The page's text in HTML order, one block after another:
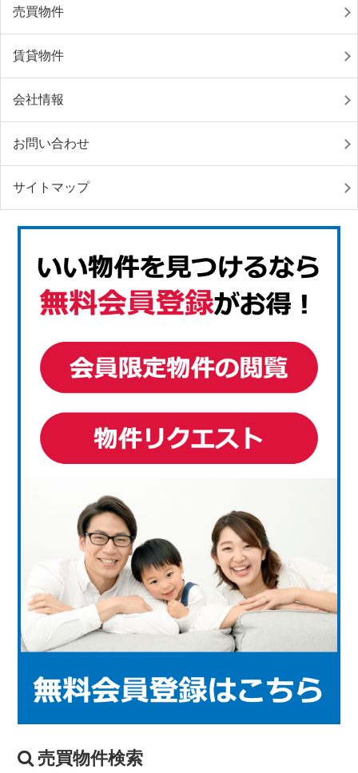
売買物件
賃貸物件
会社情報
お問い合わせ
サイトマップ
売買物件検索